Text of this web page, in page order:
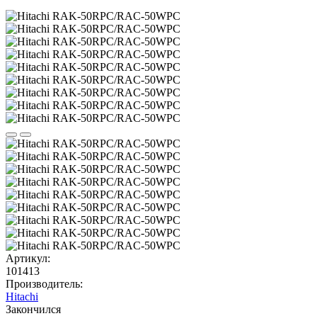
Артикул:
101413
Производитель:
Hitachi
Закончился